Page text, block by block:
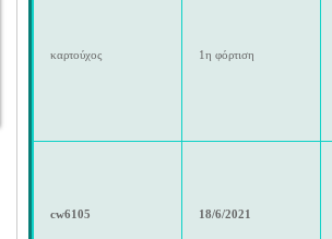
καρτούχος 1η φόρτιση
cw6105 18/6/2021